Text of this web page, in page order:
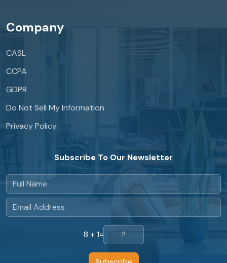
Company
CASL
CCPA
GDPR
Do Not Sell My Information
Privacy Policy
Subscribe To Our Newsletter
8 + 1=